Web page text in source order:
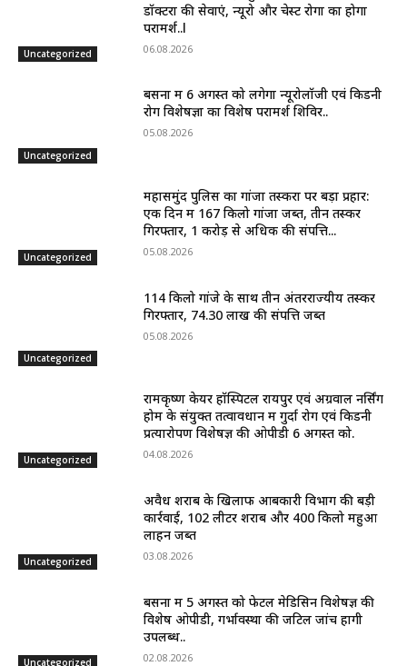
Uncategorized
डॉक्टरों की सेवाएं, न्यूरो और चेस्ट रोगों का होगा
परामर्श..l
06.08.2026
Uncategorized
बसना में 6 अगस्त को लगेगा न्यूरोलॉजी एवं किडनी
रोग विशेषज्ञों का विशेष परामर्श शिविर..
05.08.2026
Uncategorized
महासमुंद पुलिस का गांजा तस्करों पर बड़ा प्रहार:
एक दिन में 167 किलो गांजा जब्त, तीन तस्कर
गिरफ्तार, 1 करोड़ से अधिक की संपत्ति...
05.08.2026
Uncategorized
114 किलो गांजे के साथ तीन अंतरराज्यीय तस्कर
गिरफ्तार, 74.30 लाख की संपत्ति जब्त
05.08.2026
Uncategorized
रामकृष्ण केयर हॉस्पिटल रायपुर एवं अग्रवाल नर्सिंग
होम के संयुक्त तत्वावधान में गुर्दा रोग एवं किडनी
प्रत्यारोपण विशेषज्ञ की ओपीडी 6 अगस्त को.
04.08.2026
Uncategorized
अवैध शराब के खिलाफ आबकारी विभाग की बड़ी
कार्रवाई, 102 लीटर शराब और 400 किलो महुआ
लाहन जब्त
03.08.2026
Uncategorized
बसना में 5 अगस्त को फेटल मेडिसिन विशेषज्ञ की
विशेष ओपीडी, गर्भावस्था की जटिल जांचें होंगी
उपलब्ध..
02.08.2026